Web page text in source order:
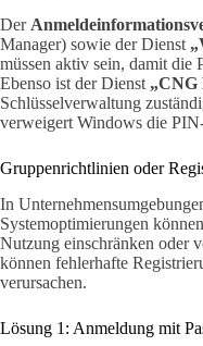
Der
Manager) sowie der Dienst
müssen aktiv sein, damit
Ebenso ist der Dienst „CNG
Schlüsselverwaltung
verweigert Windows die
Gruppenrichtlinien oder
In
Systemoptimierungen können
Nutzung einschränken oder
können fehlerhafte
verursachen.
Lösung 1: Anmeldung mit